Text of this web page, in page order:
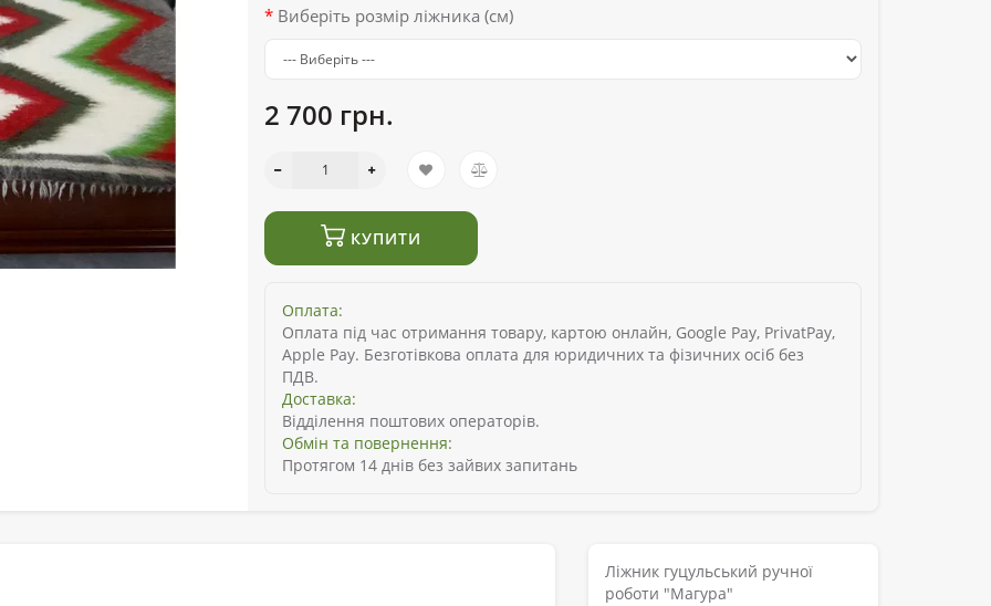
Виберіть розмір ліжника (см)
2 700 грн.
КУПИТИ
Оплата:
Оплата під час отримання товару, картою онлайн, Google Pay, PrivatPay,
Apple Pay. Безготівкова оплата для юридичних та фізичних осіб без
ПДВ.
Доставка:
Відділення поштових операторів.
Обмін та повернення:
Протягом 14 днів без зайвих запитань
Ліжник гуцульський ручної
роботи "Магура"